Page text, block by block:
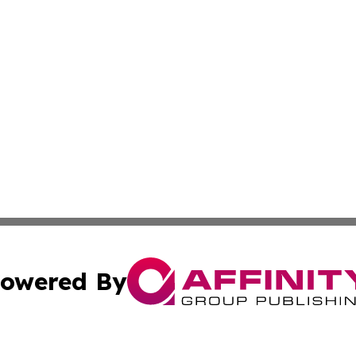
By